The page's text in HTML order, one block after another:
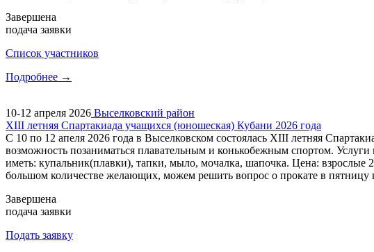
Завершена
подача заявки
Cписок участников
Подробнее →
10-12 апреля 2026 Выселковский район
XIII летняя Спартакиада учащихся (юношеская) Кубани 2026 года
С 10 по 12 апеля 2026 года в Выселковском состоялась XIII летняя
возможность позаниматься плавательным и конькобежным спортом.
иметь: купальник(плавки), тапки, мыло, мочалка, шапочка. Цена: взрослые
большом количестве желающих, можем решить вопрос о прокате в пятницу
Завершена
подача заявки
Подать заявку